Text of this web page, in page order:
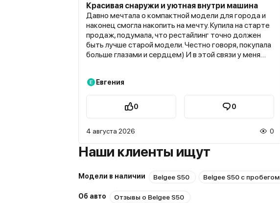
Красивая снаружи и уютная внутри машина
Давно мечтала о компактной модели для города и
наконец смогла накопить на мечту. Купила на старте
продаж, подумала, что рестайлинг точно должен
быть лучше старой модели. Честно говоря, покупала
больше глазами и сердцем) И в этой связи у меня
Была у двух знакомых мастеров, один говорит, что и
так нормально, а второй советует сделать
побольше допов. Сколов пока нигде не вижу, а
ржавчине еще просто рано появляться)))
попусту выбрасывать деньги…
Е Евгения
0 0
4 августа 2026 0
Наши клиенты ищут
Модели в наличии Belgee S50 Belgee S50 с пробегом
Об авто Отзывы о Belgee S50